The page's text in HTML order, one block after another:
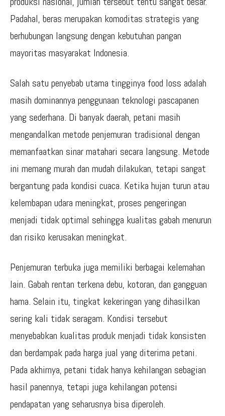
Padahal, beras merupakan komoditas strategis yang
berhubungan langsung dengan kebutuhan pangan
mayoritas masyarakat Indonesia.
Salah satu penyebab utama tingginya food loss adalah
masih dominannya penggunaan teknologi pascapanen
yang sederhana. Di banyak daerah, petani masih
mengandalkan metode penjemuran tradisional dengan
memanfaatkan sinar matahari secara langsung. Metode
ini memang murah dan mudah dilakukan, tetapi sangat
bergantung pada kondisi cuaca. Ketika hujan turun atau
kelembapan udara meningkat, proses pengeringan
menjadi tidak optimal sehingga kualitas gabah menurun
dan risiko kerusakan meningkat.
Penjemuran terbuka juga memiliki berbagai kelemahan
lain. Gabah rentan terkena debu, kotoran, dan gangguan
hama. Selain itu, tingkat kekeringan yang dihasilkan
sering kali tidak seragam. Kondisi tersebut
menyebabkan kualitas produk menjadi tidak konsisten
dan berdampak pada harga jual yang diterima petani.
Pada akhirnya, petani tidak hanya kehilangan sebagian
hasil panennya, tetapi juga kehilangan potensi
pendapatan yang seharusnya bisa diperoleh.